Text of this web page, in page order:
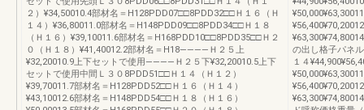
２）¥34,50010.4部材名＝H128PDD07□□8PDD32□□Ｈ１６（Ｈ
１４）¥36,80011.0部材名＝H148PDD09□□8PDD34□□Ｈ１８
（Ｈ１６）¥39,10011.6部材名＝H168PDD10□□8PDD35□□Ｈ２
０（Ｈ１８）¥41,40012.2部材名＝H18――――Ｈ２５上
¥32,20010.9上下セットで使用――――Ｈ２５下¥32,20010.5上下
セットで使用中間Ｌ３０8PDD51□□Ｈ１４（Ｈ１２）
¥39,70011.7部材名＝H128PDD52□□Ｈ１６（Ｈ１４）
¥43,10012.6部材名＝H148PDD54□□Ｈ１８（Ｈ１６）
の出し格子パネ
１４